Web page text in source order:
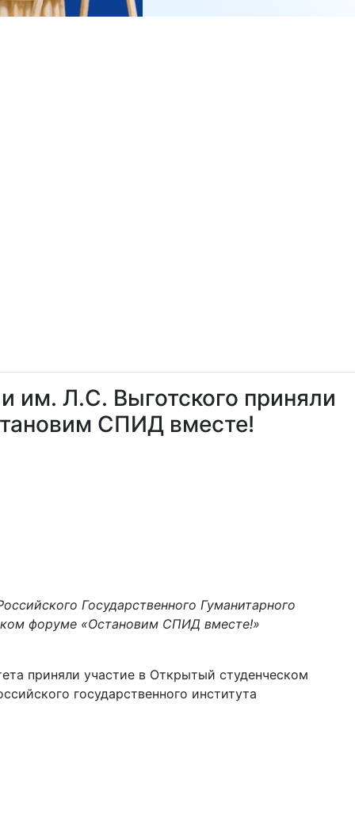
им. Л.С. Выготского приняли
СПИД вместе!
Государственного Гуманитарного
форуме «Остановим СПИД вместе!»
приняли участие в Открытый студенческом
государственного института